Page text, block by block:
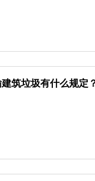
筑垃圾有什么规定